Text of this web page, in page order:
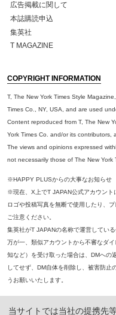
広告掲載に関して
本誌購読申込
集英社
T MAGAZINE
COPYRIGHT INFORMATION
T, The New York Times Style
Times Co., NY, USA, and are used
Content reproduced from T, The New
York Times Co. and/or its contributors,
The views and opinions expressed
not necessarily those of The New
※HAPPY PLUSからの大事なお知らせ
※現在、X上でT JAPAN公式アカウント
ロゴや投稿写真を無断で使用したり、
ご注意ください。
集英社がT JAPANの名称で運営してい
万が一、類似アカウントから不審なダ
知など）を受け取った場合は、DMへの
してせず、DM自体を削除し、被害防止
うお願いいたします。
※ 掲載商品の価格は、特に記載がないかぎり、「
当サイトでは当社の提携先